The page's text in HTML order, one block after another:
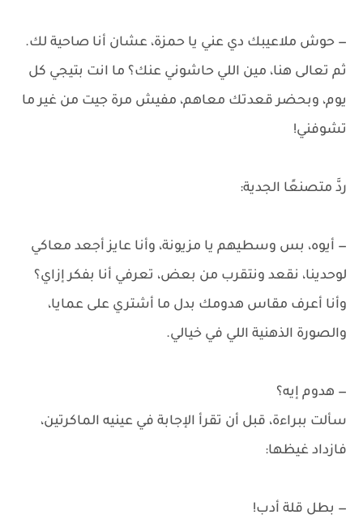
— حوش ملاعيبك دي عني يا حمزة، عشان أنا صاحية لك.
ثم تعالى هنا، مين اللي حاشوني عنك؟ ما انت بتيجي كل
يوم، وبحضر قعدتك معاهم، مفيش مرة جيت من غير ما
تشوفني!
ردَّ متصنعًا الجدية:
— أيوه، بس وسطيهم يا مزيونة، وأنا عايز أجعد معاكي
لوحدينا، نقعد ونتقرب من بعض، تعرفي أنا بفكر إزاي؟
وأنا أعرف مقاس هدومك بدل ما أشتري على عمايا،
والصورة الذهنية اللي في خيالي.
— هدوم إيه؟
سألت ببراءة، قبل أن تقرأ الإجابة في عينيه الماكرتين،
فازداد غيظها:
— بطل قلة أدب!